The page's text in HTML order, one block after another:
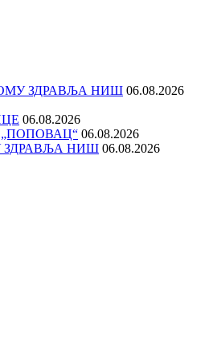
ЗДРАВЉА НИШ 06.08.2026
06.08.2026
06.08.2026
ЗДРАВЉА НИШ 06.08.2026